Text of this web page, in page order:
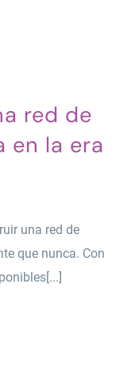
red de
la era
una red de
que nunca. Con